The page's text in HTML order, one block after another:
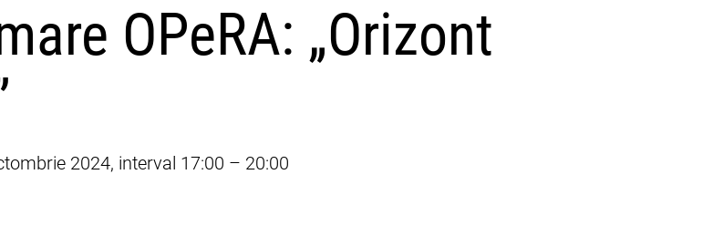
OPeRA: „Orizont
2024, interval 17:00 – 20:00